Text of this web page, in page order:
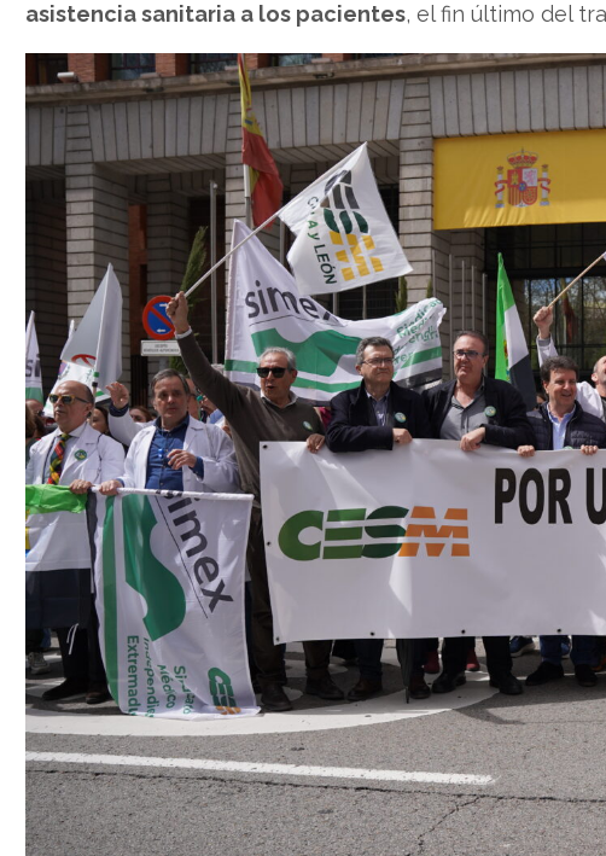
asistencia sanitaria a los pacientes, el fin último del